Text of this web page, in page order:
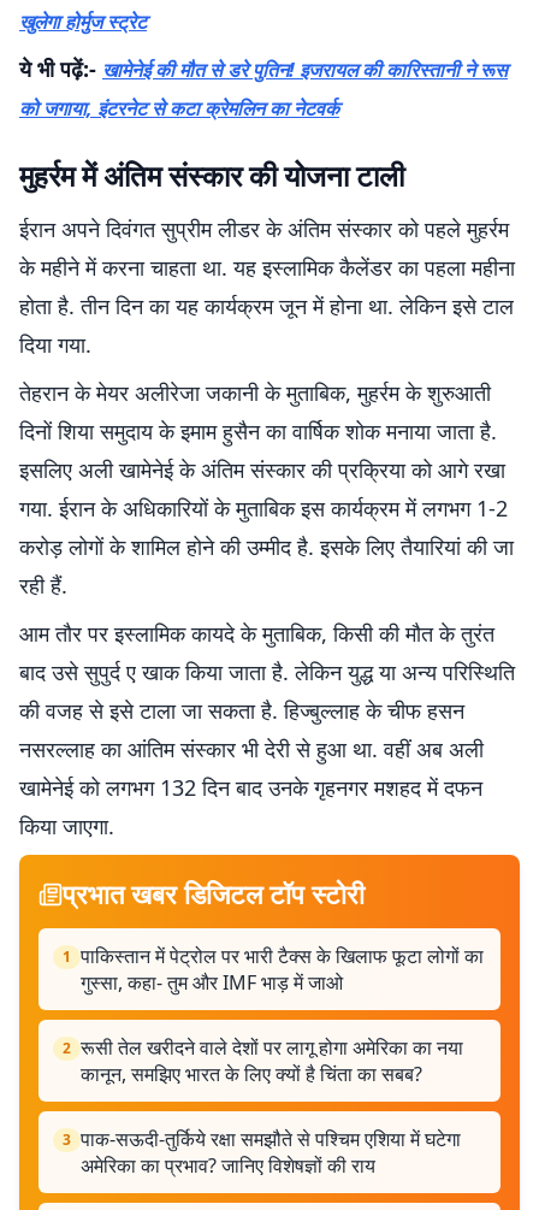
खुलेगा होर्मुज स्ट्रेट
ये भी पढ़ें:- खामेनेई की मौत से डरे पुतिन! इजरायल की कारिस्तानी ने रूस
को जगाया, इंटरनेट से कटा क्रेमलिन का नेटवर्क
मुहर्रम में अंतिम संस्कार की योजना टाली
ईरान अपने दिवंगत सुप्रीम लीडर के अंतिम संस्कार को पहले मुहर्रम
के महीने में करना चाहता था. यह इस्लामिक कैलेंडर का पहला महीना
होता है. तीन दिन का यह कार्यक्रम जून में होना था. लेकिन इसे टाल
दिया गया.
तेहरान के मेयर अलीरेजा जकानी के मुताबिक, मुहर्रम के शुरुआती
दिनों शिया समुदाय के इमाम हुसैन का वार्षिक शोक मनाया जाता है.
इसलिए अली खामेनेई के अंतिम संस्कार की प्रक्रिया को आगे रखा
गया. ईरान के अधिकारियों के मुताबिक इस कार्यक्रम में लगभग 1-2
करोड़ लोगों के शामिल होने की उम्मीद है. इसके लिए तैयारियां की जा
रही हैं.
आम तौर पर इस्लामिक कायदे के मुताबिक, किसी की मौत के तुरंत
बाद उसे सुपुर्द ए खाक किया जाता है. लेकिन युद्ध या अन्य परिस्थिति
की वजह से इसे टाला जा सकता है. हिज्बुल्लाह के चीफ हसन
नसरल्लाह का आंतिम संस्कार भी देरी से हुआ था. वहीं अब अली
खामेनेई को लगभग 132 दिन बाद उनके गृहनगर मशहद में दफन
किया जाएगा.
प्रभात खबर डिजिटल टॉप स्टोरी
1 पाकिस्तान में पेट्रोल पर भारी टैक्स के खिलाफ फूटा लोगों का
गुस्सा, कहा- तुम और IMF भाड़ में जाओ
2 रूसी तेल खरीदने वाले देशों पर लागू होगा अमेरिका का नया
कानून, समझिए भारत के लिए क्यों है चिंता का सबब?
3 पाक-सऊदी-तुर्किये रक्षा समझौते से पश्चिम एशिया में घटेगा
अमेरिका का प्रभाव? जानिए विशेषज्ञों की राय